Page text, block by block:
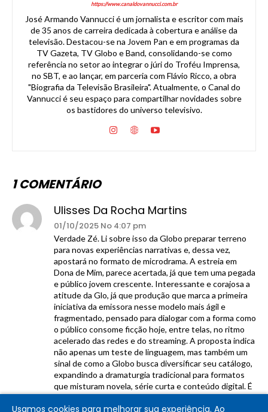
https://www.canaldovannucci.com.br
José Armando Vannucci é um jornalista e escritor com mais
de 35 anos de carreira dedicada à cobertura e análise da
televisão. Destacou-se na Jovem Pan e em programas da
TV Gazeta, TV Globo e Band, consolidando-se como
referência no setor ao integrar o júri do Troféu Imprensa,
no SBT, e ao lançar, em parceria com Flávio Ricco, a obra
"Biografia da Televisão Brasileira". Atualmente, o Canal do
Vannucci é seu espaço para compartilhar novidades sobre
os bastidores do universo televisivo.
1 COMENTÁRIO
Ulisses Da Rocha Martins
01/10/2025 No 4:07 pm
Verdade Zé. Li sobre isso da Globo preparar terreno
para novas experiências narrativas e, dessa vez,
apostará no formato de microdrama. A estreia em
Dona de Mim, parece acertada, já que tem uma pegada
e público jovem crescente. Interessante e corajosa a
atitude da Glo, já que produção que marca a primeira
iniciativa da emissora nesse modelo mais ágil e
fragmentado, pensado para dialogar com a forma como
o público consome ficção hoje, entre telas, no ritmo
acelerado das redes e do streaming. A proposta indica
não apenas um teste de linguagem, mas também um
sinal de como a Globo busca diversificar seu catálogo,
expandindo a dramaturgia tradicional para formatos
que misturam novela, série curta e conteúdo digital. É
a dona Glo incansável no mercado!
Usamos cookies para melhorar sua experiência. Ao